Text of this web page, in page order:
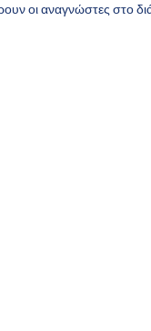
οι αναγνώστες στο